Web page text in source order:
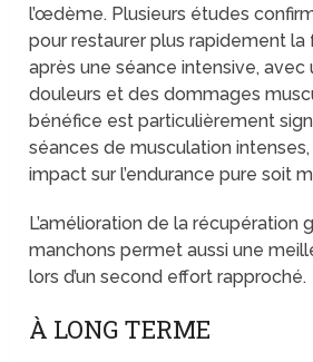
l’œdème. Plusieurs études
pour restaurer plus rapidement la
après une séance intensive, avec
douleurs et des dommages
bénéfice est particulièrement
séances de musculation
impact sur l’endurance pure soit
L’amélioration de la récupération
manchons permet aussi une
lors d’un second effort rapproché.
À LONG TERME